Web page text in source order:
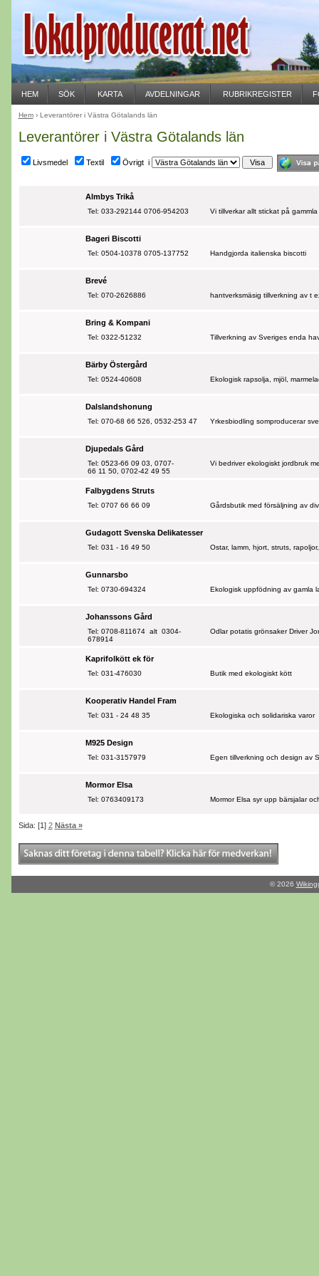
Leverantörer i Västra Götalands län
Livsmedel Textil Övrigt i
Almbys Trikå
Tel: 033-292144 0706-954203 Vi tillverkar allt stickat på
Bageri Biscotti
Tel: 0504-10378 0705-137752 Handgjorda italienska biscotti
Brevé
Tel: 070-2626886 hantverksmäsig tillverkning av t
Bring & Kompani
Tel: 0322-51232 Tillverkning av Sveriges enda
Bärby Östergård
Tel: 0524-40608 Ekologisk rapsolja, mjöl,
Dalslandshonung
Tel: 070-68 66 526, 0532-253 47 Yrkesbiodling somproducerar
Djupedals Gård
Tel: 0523-66 09 03, 0707-
66 11 50, 0702-42 49 55
Vi bedriver ekologiskt jordbruk
Falbygdens Struts
Tel: 0707 66 66 09 Gårdsbutik med försäljning av
Gudagott Svenska Delikatesser
Tel: 031 - 16 49 50 Ostar, lamm, hjort, struts,
Gunnarsbo
Tel: 0730-694324 Ekologisk uppfödning av gamla
Johanssons Gård
Tel: 0708-811674 alt 0304-
678914
Odlar potatis grönsaker Driver
Kaprifolkött ek för
Tel: 031-476030 Butik med ekologiskt kött
Kooperativ Handel Fram
Tel: 031 - 24 48 35 Ekologiska och solidariska varor
M925 Design
Tel: 031-3157979 Egen tillverkning och design av
Mormor Elsa
Tel: 0763409173 Mormor Elsa syr upp bärsjalar
Sida: [1] 2 Nästa »
Hem› Leverantörer i Västra Götalands län
© 2026
HEM SÖK KARTA AVDELNINGAR RUBRIKREGISTER